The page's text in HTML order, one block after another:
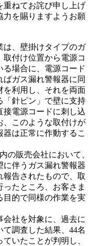
重ねてお詫び申し上げ
力を賜りますようお願
は、壁掛けタイプのガ
付け位置から電源コ
る場合に、電源コード
ガス漏れ警報器に同
を利用し、それを両面
「針ピン」で壁に支持
接電源コードに刺し込
、このような取付けが
は正常に作動するこ
の販売会社において、
に伴うガス漏れ警報器
告されたもので、取
たところ、お客さま
目的で同様の作業を実
社を対象に、過去に
調査した結果、44名
いたことが判明し、